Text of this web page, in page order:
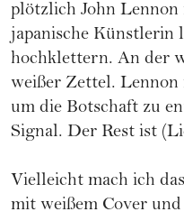
plötzlich John Lennon
japanische Künstlerin
hochklettern. An der
weißer Zettel. Lennon
um die Botschaft zu
Signal. Der Rest ist
Vielleicht mach ich
mit weißem Cover